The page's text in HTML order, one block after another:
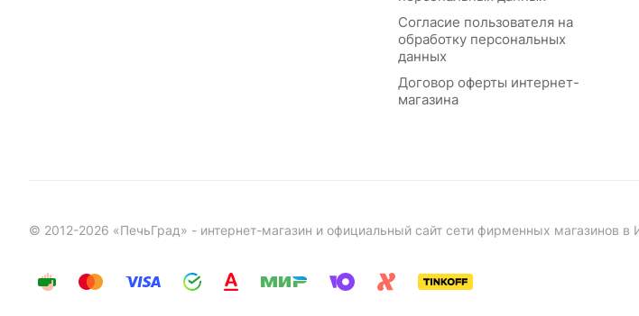
Согласие пользователя на
обработку персональных
данных
Договор оферты интернет-
магазина
© 2012-2026 «ПечьГрад» - интернет-магазин и официальный сайт сети фирменных магазинов в